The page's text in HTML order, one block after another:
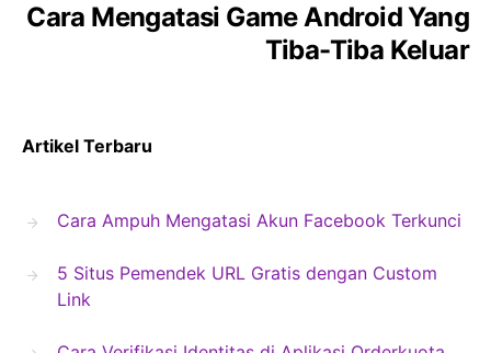
Cara Mengatasi Game Android Yang
Tiba-Tiba Keluar
Artikel Terbaru
Cara Ampuh Mengatasi Akun Facebook Terkunci
5 Situs Pemendek URL Gratis dengan Custom
Link